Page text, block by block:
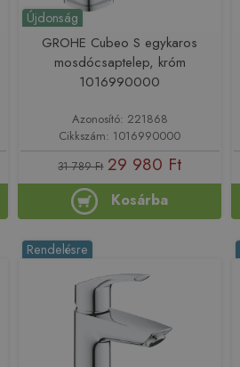
Újdonság
GROHE Cubeo S egykaros
mosdócsaptelep, króm
1016990000
Azonosító: 221868
Cikkszám: 1016990000
31 789 Ft 29 980 Ft
Kosárba
Rendelésre